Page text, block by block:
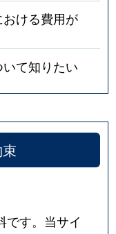
ける費用が
て知りたい
です。当サイ